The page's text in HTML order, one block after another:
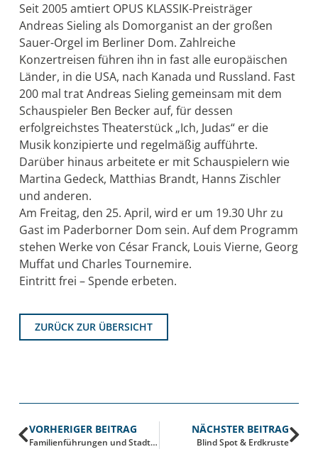
Seit 2005 amtiert OPUS KLASSIK-Preisträger
Andreas Sieling als Domorganist an der großen
Sauer-Orgel im Berliner Dom. Zahlreiche
Konzertreisen führen ihn in fast alle europäischen
Länder, in die USA, nach Kanada und Russland. Fast
200 mal trat Andreas Sieling gemeinsam mit dem
Schauspieler Ben Becker auf, für dessen
erfolgreichstes Theaterstück „Ich, Judas“ er die
Musik konzipierte und regelmäßig aufführte.
Darüber hinaus arbeitete er mit Schauspielern wie
Martina Gedeck, Matthias Brandt, Hanns Zischler
und anderen.
Am Freitag, den 25. April, wird er um 19.30 Uhr zu
Gast im Paderborner Dom sein. Auf dem Programm
stehen Werke von César Franck, Louis Vierne, Georg
Muffat und Charles Tournemire.
Eintritt frei – Spende erbeten.
ZURÜCK ZUR ÜBERSICHT
VORHERIGER BEITRAG
Familienführungen und Stadtrundgänge zu Ostern
NÄCHSTER BEITRAG
Blind Spot & Erdkruste